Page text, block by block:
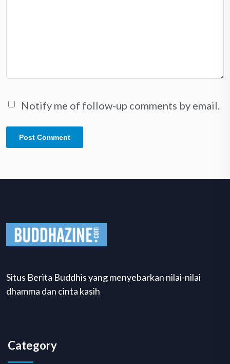
Notify me of follow-up comments by email.
Situs Berita Buddhis yang menyebarkan nilai-nilai
dhamma dan cinta kasih
Category